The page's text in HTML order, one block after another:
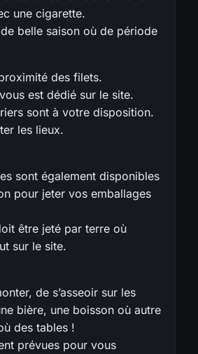
une cigarette.
belle saison où de période
des filets.
est dédié sur le site.
sont à votre disposition.
les lieux.
sont également disponibles
pour jeter vos emballages
être jeté par terre où
sur le site.
de s’asseoir sur les
bière, une boisson où autre
des tables !
prévues pour vous